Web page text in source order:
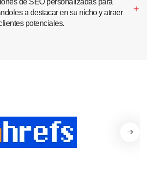
de SEO personalizadas para
a destacar en su nicho y atraer
potenciales.